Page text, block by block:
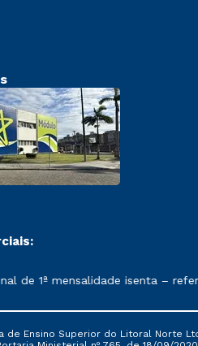
conforme exposto no
de 1ª mensalidade isenta –
de Ensino Superior do Litoral Norte